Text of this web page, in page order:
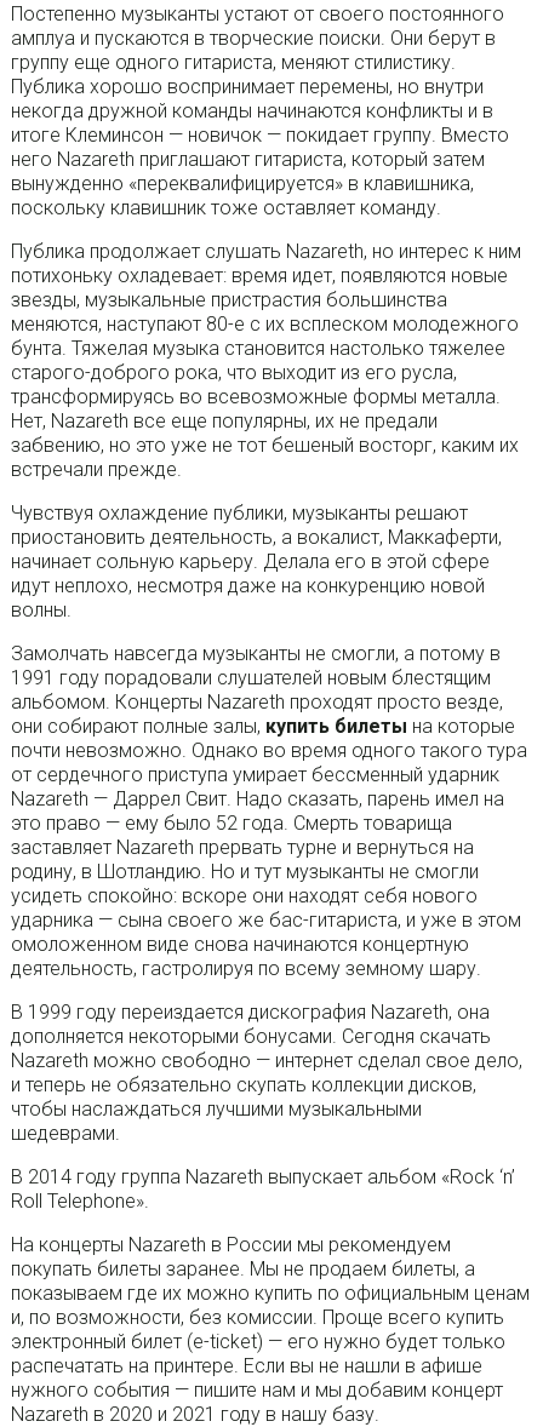
Постепенно музыканты устают от своего постоянного
амплуа и пускаются в творческие поиски. Они берут в
группу еще одного гитариста, меняют стилистику.
Публика хорошо воспринимает перемены, но внутри
некогда дружной команды начинаются конфликты и в
итоге Клеминсон — новичок — покидает группу. Вместо
него Nazareth приглашают гитариста, который затем
вынужденно «переквалифицируется» в клавишника,
поскольку клавишник тоже оставляет команду.
Публика продолжает слушать Nazareth, но интерес к ним
потихоньку охладевает: время идет, появляются новые
звезды, музыкальные пристрастия большинства
меняются, наступают 80-е с их всплеском молодежного
бунта. Тяжелая музыка становится настолько тяжелее
старого-доброго рока, что выходит из его русла,
трансформируясь во всевозможные формы металла.
Нет, Nazareth все еще популярны, их не предали
забвению, но это уже не тот бешеный восторг, каким их
встречали прежде.
Чувствуя охлаждение публики, музыканты решают
приостановить деятельность, а вокалист, Маккаферти,
начинает сольную карьеру. Делала его в этой сфере
идут неплохо, несмотря даже на конкуренцию новой
волны.
Замолчать навсегда музыканты не смогли, а потому в
1991 году порадовали слушателей новым блестящим
альбомом. Концерты Nazareth проходят просто везде,
они собирают полные залы, купить билеты на которые
почти невозможно. Однако во время одного такого тура
от сердечного приступа умирает бессменный ударник
Nazareth — Даррел Свит. Надо сказать, парень имел на
это право — ему было 52 года. Смерть товарища
заставляет Nazareth прервать турне и вернуться на
родину, в Шотландию. Но и тут музыканты не смогли
усидеть спокойно: вскоре они находят себя нового
ударника — сына своего же бас-гитариста, и уже в этом
омоложенном виде снова начинаются концертную
деятельность, гастролируя по всему земному шару.
В 1999 году переиздается дискография Nazareth, она
дополняется некоторыми бонусами. Сегодня скачать
Nazareth можно свободно — интернет сделал свое дело,
и теперь не обязательно скупать коллекции дисков,
чтобы наслаждаться лучшими музыкальными
шедеврами.
В 2014 году группа Nazareth выпускает альбом «Rock ‘n’
Roll Telephone».
На концерты Nazareth в России мы рекомендуем
покупать билеты заранее. Мы не продаем билеты, а
показываем где их можно купить по официальным ценам
и, по возможности, без комиссии. Проще всего купить
электронный билет (e-ticket) — его нужно будет только
распечатать на принтере. Если вы не нашли в афише
нужного события — пишите нам и мы добавим концерт
Nazareth в 2020 и 2021 году в нашу базу.